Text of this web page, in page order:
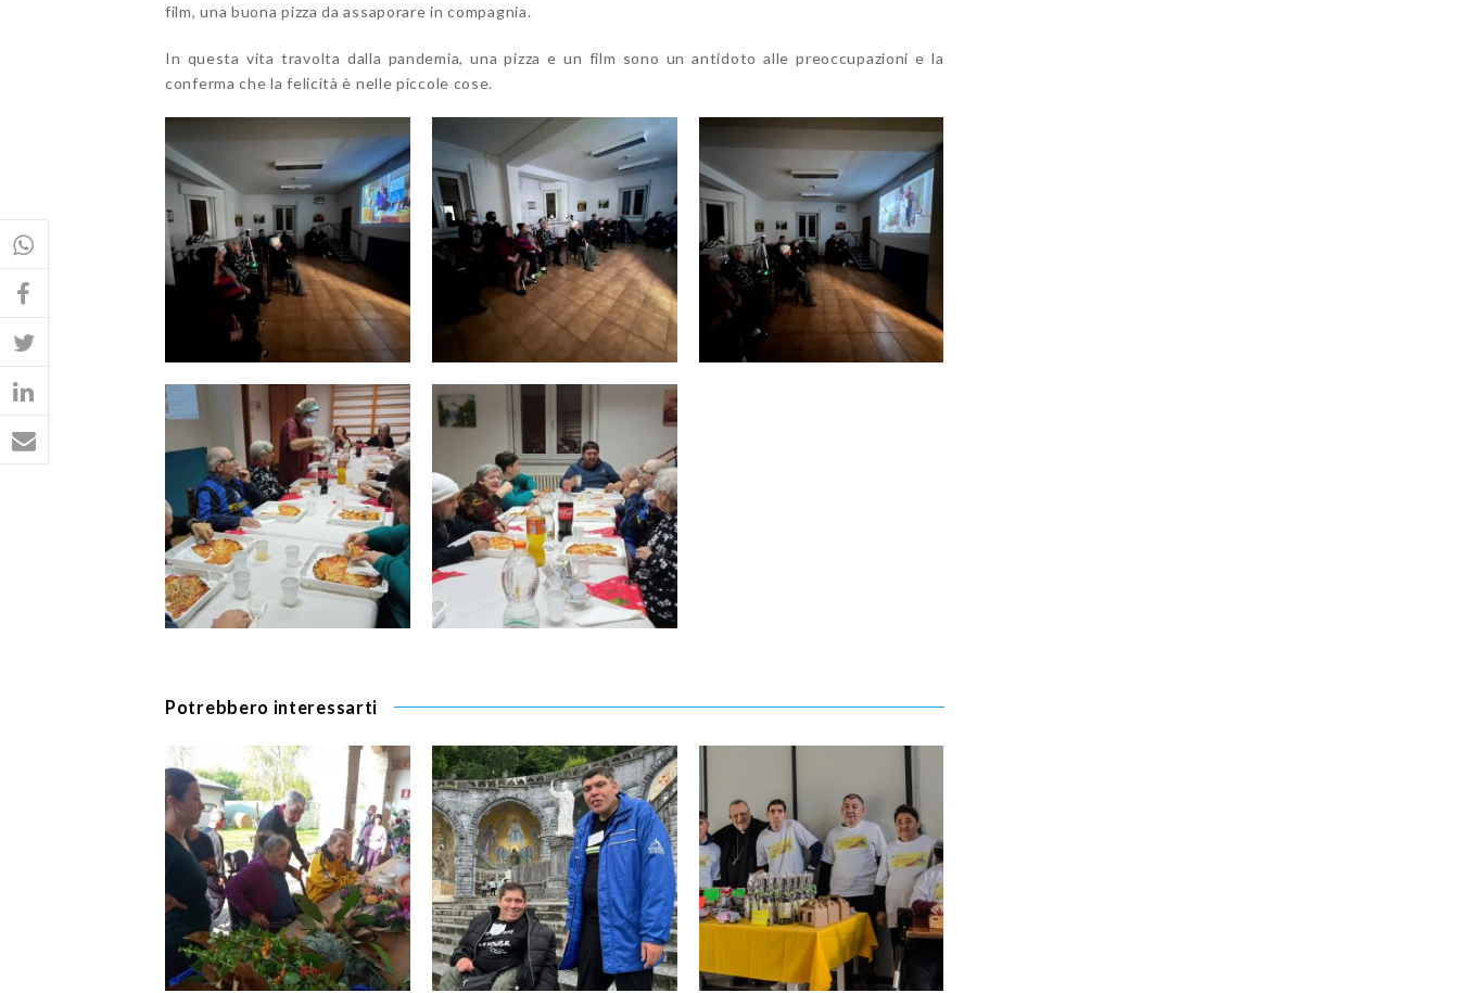
film, una buona pizza da assaporare in compagnia.
In questa vita travolta dalla pandemia, una pizza e un film sono un antidoto alle preoccupazioni e la
conferma che la felicità è nelle piccole cose.
Potrebbero interessarti